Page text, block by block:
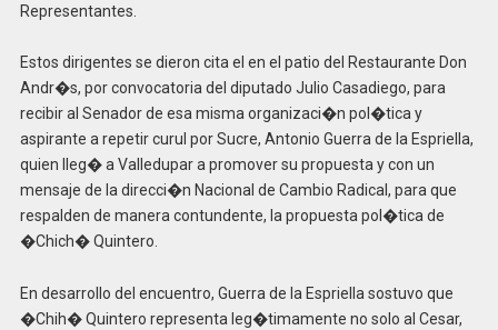
Representantes.
Estos dirigentes se dieron cita el en el patio del Restaurante Don
Andr�s, por convocatoria del diputado Julio Casadiego, para
recibir al Senador de esa misma organizaci�n pol�tica y
aspirante a repetir curul por Sucre, Antonio Guerra de la Espriella,
quien lleg� a Valledupar a promover su propuesta y con un
mensaje de la direcci�n Nacional de Cambio Radical, para que
respalden de manera contundente, la propuesta pol�tica de
�Chich� Quintero.
En desarrollo del encuentro, Guerra de la Espriella sostuvo que
�Chih� Quintero representa leg�timamente no solo al Cesar,